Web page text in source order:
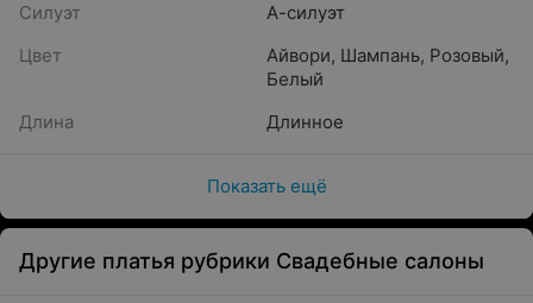
Силуэт
А-силуэт
Цвет
Айвори, Шампань, Розовый,
Белый
Длина
Длинное
Показать ещё
Другие платья рубрики Свадебные салоны